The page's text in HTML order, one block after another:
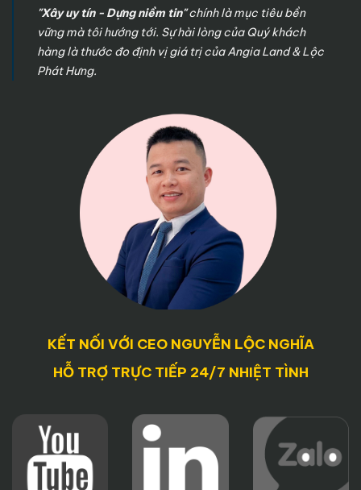
"Xây uy tín - Dựng niềm tin"chính là mục tiêu bền
vững mà tôi hướng tới. Sự hài lòng của Quý khách
hàng là thước đo định vị giá trị của Angia Land & Lộc
Phát Hưng.
KẾT NỐI VỚI CEO NGUYỄN LỘC NGHĨA
HỖ TRỢ TRỰC TIẾP 24/7 NHIỆT TÌNH